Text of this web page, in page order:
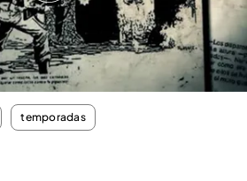
los seres y a los que
temporadas